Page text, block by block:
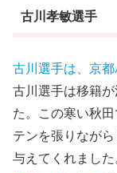
古川孝敏選手
古川選手は、京
古川選手は移籍
た。この寒い秋
テンを張りなが
与えてくれました